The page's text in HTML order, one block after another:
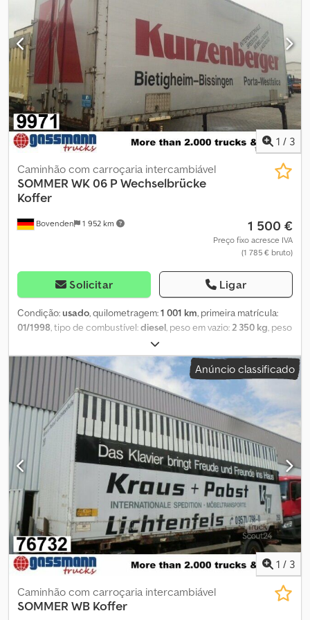
INFORMAÇÕES SOBRE ACESSÓRIOS SEM GARANTIA, sujeito a
alterações, venda prévia e erros!
1 / 3
Bovenden 1 952 km
Caminhão com carroçaria intercambiável
SOMMER WK 06 P Wechselbrücke
Koffer
1 500 €
Preço fixo acresce IVA
(1 785 € bruto)
Solicitar Ligar
Condição:usado, quilometragem:1 001 km, primeira matrícula:
01/1998, tipo de combustível:diesel, peso em vazio:2 350 kg, peso
, peso total:
cabina do condutor:outro, tipo de engrenagem:outro, volume do
espaço de carga:47 m³, comprimento do espaço de carga:7 350
mm , largura do espaço de carga:2 480 mm
, altura do espaço de
carga: 2 600 mm , Ano de fabrico: 1998, Localização do veículo:
Bovenden, portas de correr, teto translúcido. Configuração: baú
para móveis, 2 trilhos de amarração. Codpfxsvhhnto Abzjha
INFORMAÇÕES SOBRE ACESSÓRIOS SEM GARANTIA, sujeito a
alterações, venda prévia e erros!
Anúncio classificado
1 / 3
Caminhão com carroçaria intercambiável
SOMMER WB Koffer